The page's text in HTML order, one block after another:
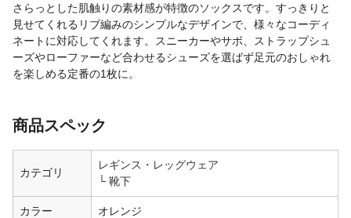
さらっとした肌触りの素材感が特徴のソックスです。すっきりと
見せてくれるリブ編みのシンプルなデザインで、様々なコーディ
ネートに対応してくれます。スニーカーやサボ、ストラップシュ
ーズやローファーなど合わせるシューズを選ばず足元のおしゃれ
を楽しめる定番の1枚に。
商品スペック
カテゴリ
レギンス・レッグウェア
靴下
カラー オレンジ